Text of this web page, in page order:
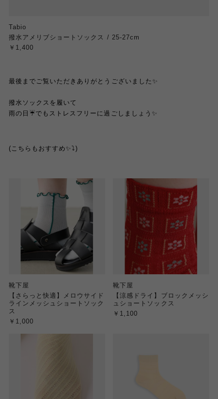
Tabio
撥水アメリブショートソックス / 25-27cm
￥1,400
最後までご覧いただきありがとうございました ✨
撥水ソックスを履いて
雨の日 ☔️でもストレスフリーに過ごしましょう ✨
( こちらもおすすめ ✨⤵︎)
靴下屋
【さらっと快適】メロウサイド
ラインメッシュショートソック
ス
￥1,000
靴下屋
【涼感ドライ】ブロックメッシ
ュショートソックス
￥1,100